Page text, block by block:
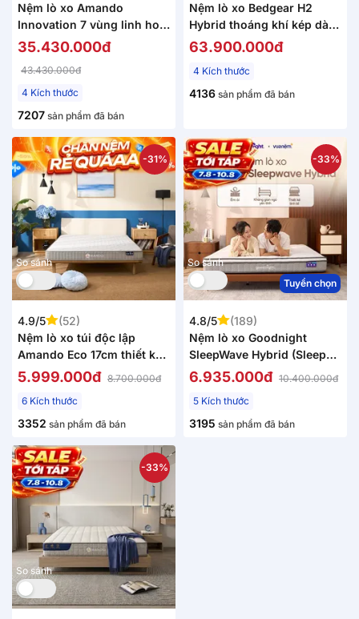
Nệm lò xo Amando
Innovation 7 vùng linh hoạt
dày 30cm
35.430.000đ
43.430.000đ
4 Kích thước
7207 sản phẩm đã bán
Nệm lò xo Bedgear H2
Hybrid thoáng khí kép dày
26cm (Phiên bản giới hạn)
63.900.000đ
4 Kích thước
4136 sản phẩm đã bán
So sánh
-31%
4.9/5
(52)
Nệm lò xo túi độc lập
Amando Eco 17cm thiết kế
nhỏ gọn
5.999.000đ 8.700.000đ
6 Kích thước
3352 sản phẩm đã bán
So sánh
-33%
Tuyển chọn
4.8/5
(189)
Nệm lò xo Goodnight
SleepWave Hybrid (Sleep
Wave 4.0) giảm tiếng ồn
6.935.000đ 10.400.000đ
5 Kích thước
3195 sản phẩm đã bán
So sánh
-33%